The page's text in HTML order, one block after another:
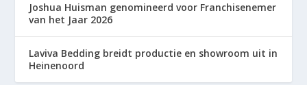
Joshua Huisman genomineerd voor Franchisenemer
van het Jaar 2026
Laviva Bedding breidt productie en showroom uit in
Heinenoord